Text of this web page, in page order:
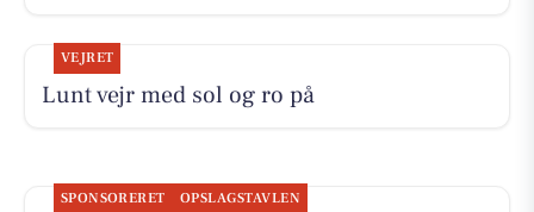
VEJRET
Lunt vejr med sol og ro på
SPONSORERET OPSLAGSTAVLEN